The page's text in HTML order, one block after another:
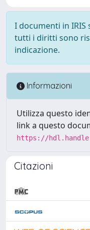
I documenti in
tutti i diritti sono
indicazione.
Informazioni
Utilizza questo
link a questo
https://
Citazioni